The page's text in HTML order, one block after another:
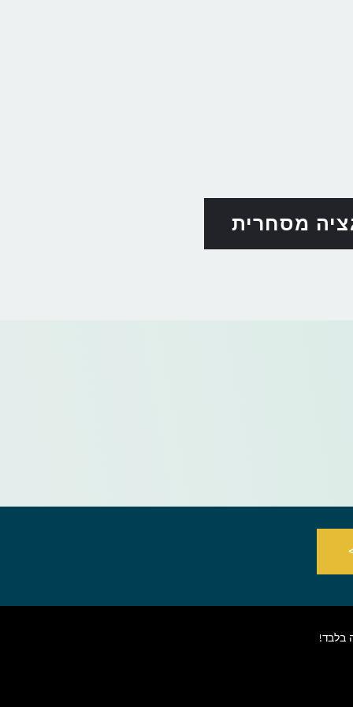
מסחרית
בלבד!